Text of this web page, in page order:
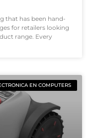
that has been hand-
for retailers looking
range. Every
EN COMPUTERS